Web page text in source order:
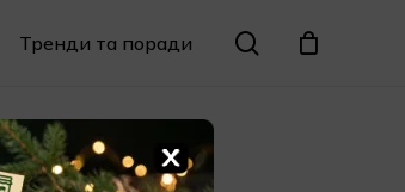
Тренди та поради search
X